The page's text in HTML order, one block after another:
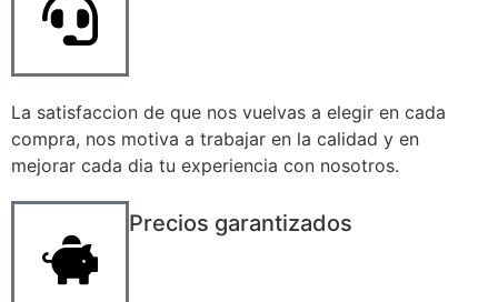
La satisfaccion de que nos vuelvas a elegir en cada
compra, nos motiva a trabajar en la calidad y en
mejorar cada dia tu experiencia con nosotros.
Precios garantizados